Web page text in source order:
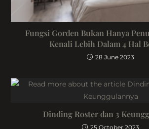
Fungsi Gorden Bukan Hanya
Kenali Lebih Dalam 4 Hal
28 June 2023
Dinding Roster dan 3
25 October 2023